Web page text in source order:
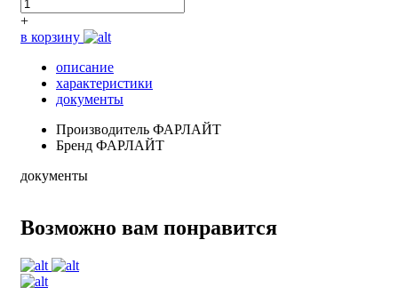
+
в корзину
описание
характеристики
документы
Производитель ФАРЛАЙТ
Бренд ФАРЛАЙТ
документы
Возможно вам понравится